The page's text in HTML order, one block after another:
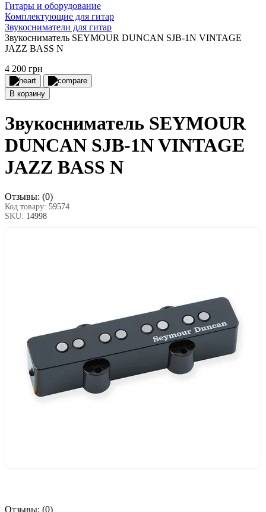
Гитары и оборудование
Комплектующие для гитар
Звукосниматели для гитар
Звукосниматель SEYMOUR DUNCAN SJB-1N VINTAGE
JAZZ BASS N
4 200 грн
В корзину
Звукосниматель SEYMOUR
DUNCAN SJB-1N VINTAGE
JAZZ BASS N
Отзывы: (0)
Код товару: 59574
SKU: 14998
Отзывы: (0)